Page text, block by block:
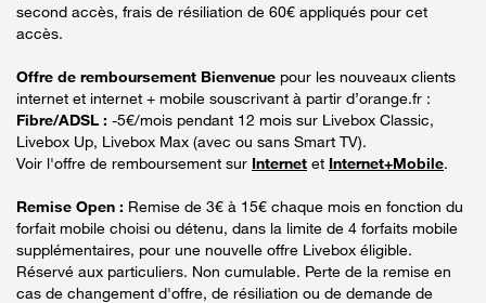
second accès, frais de résiliation de 60€ appliqués pour cet
accès.
Offre de remboursement Bienvenue pour les nouveaux clients
internet et internet + mobile souscrivant à partir d’orange.fr :
Fibre/ADSL : -5€/mois pendant 12 mois sur Livebox Classic,
Livebox Up, Livebox Max (avec ou sans Smart TV).
Voir l'offre de remboursement sur Internet et Internet+Mobile.
Remise Open : Remise de 3€ à 15€ chaque mois en fonction du
forfait mobile choisi ou détenu, dans la limite de 4 forfaits mobile
supplémentaires, pour une nouvelle offre Livebox éligible.
Réservé aux particuliers. Non cumulable. Perte de la remise en
cas de changement d'offre, de résiliation ou de demande de